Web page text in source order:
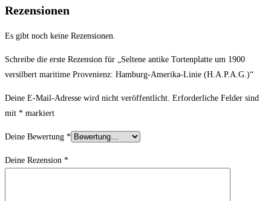
Rezensionen
Es gibt noch keine Rezensionen.
Schreibe die erste Rezension für „Seltene antike Tortenplatte um 1900
versilbert maritime Provenienz: Hamburg-Amerika-Linie (H.A.P.A.G.)“
Deine E-Mail-Adresse wird nicht veröffentlicht. Erforderliche Felder sind
mit * markiert
Deine Bewertung *
Deine Rezension *